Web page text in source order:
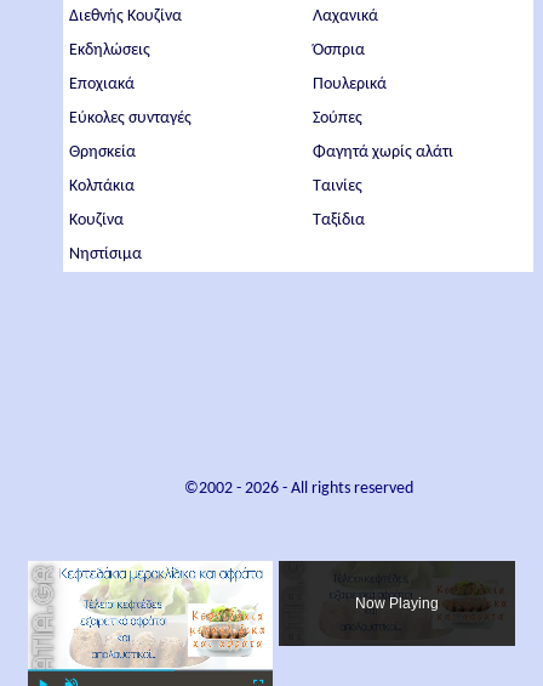
Διεθνής Κουζίνα
Εκδηλώσεις
Εποχιακά
Εύκολες συνταγές
Θρησκεία
Κολπάκια
Κουζίνα
Νηστίσιμα
Λαχανικά
Όσπρια
Πουλερικά
Σούπες
Φαγητά χωρίς αλάτι
Ταινίες
Ταξίδια
©2002 - 2026- All rights reserved
×
Now Playing